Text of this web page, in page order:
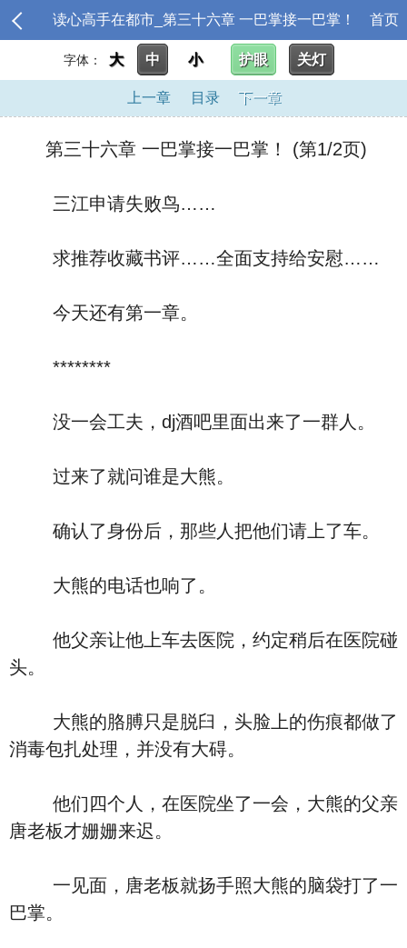
读心高手在都市_第三十六章 一巴掌接一巴掌！ 首页
字体： 大 中 小 护眼 关灯
上一章 目录 下一章
第三十六章 一巴掌接一巴掌！ (第1/2页)
三江申请失败鸟……
求推荐收藏书评……全面支持给安慰……
今天还有第一章。
********
没一会工夫，dj酒吧里面出来了一群人。
过来了就问谁是大熊。
确认了身份后，那些人把他们请上了车。
大熊的电话也响了。
他父亲让他上车去医院，约定稍后在医院碰
头。
大熊的胳膊只是脱臼，头脸上的伤痕都做了
消毒包扎处理，并没有大碍。
他们四个人，在医院坐了一会，大熊的父亲
唐老板才姗姗来迟。
一见面，唐老板就扬手照大熊的脑袋打了一
巴掌。